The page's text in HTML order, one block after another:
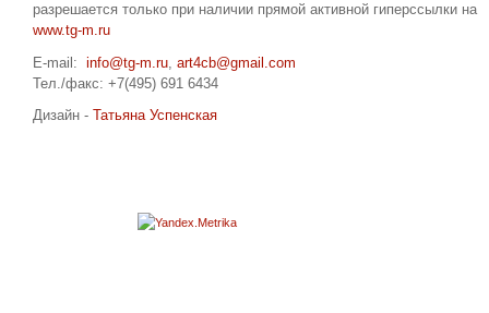
разрешается только при наличии прямой активной гиперссылки на
www.tg-m.ru
E-mail: info@tg-m.ru art4cb@gmail.com
Тел./факс: +7(495) 691 6434
Дизайн - Татьяна Успенская